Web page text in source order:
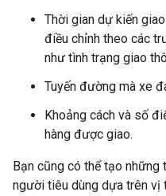
Thời gian dự kiến
điều chỉnh theo các
như tình trạng giao
Tuyến đường mà xe
Khoảng cách và số
hàng được giao.
Bạn cũng có thể tạo những
người tiêu dùng dựa trên vị